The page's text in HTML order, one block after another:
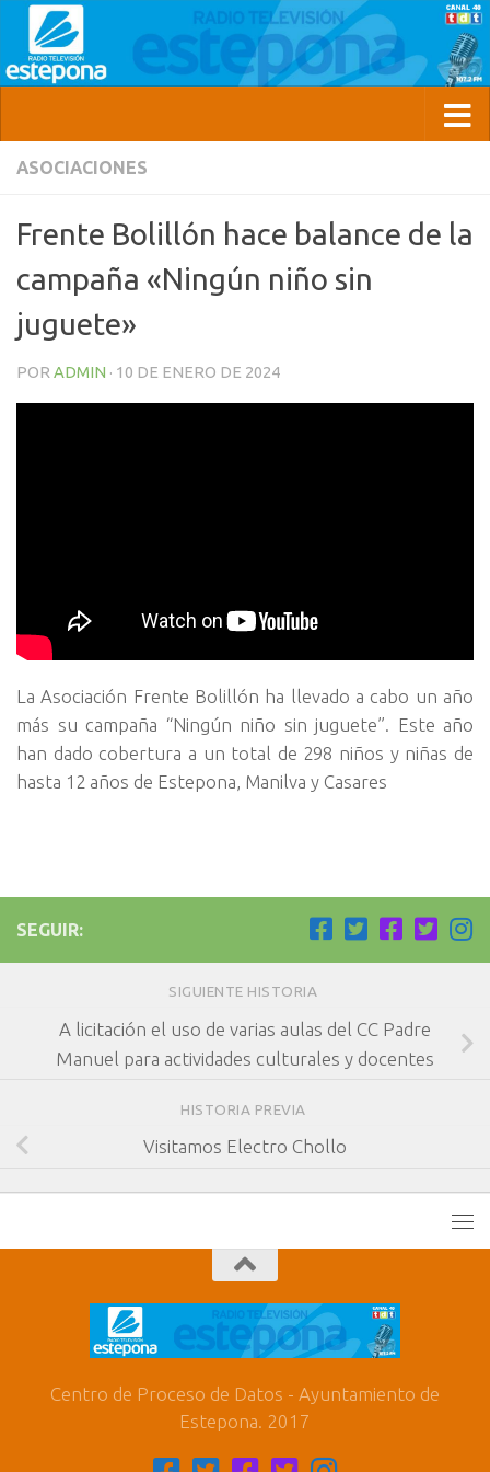
ASOCIACIONES
Frente Bolillón hace balance de la
campaña «Ningún niño sin
juguete»
POR ADMIN · 10 DE ENERO DE 2024
La Asociación Frente Bolillón ha llevado a cabo un año
más su campaña “Ningún niño sin juguete”. Este año
han dado cobertura a un total de 298 niños y niñas de
hasta 12 años de Estepona, Manilva y Casares
SEGUIR:
SIGUIENTE HISTORIA
A licitación el uso de varias aulas del CC Padre
Manuel para actividades culturales y docentes
HISTORIA PREVIA
Visitamos Electro Chollo
Centro de Proceso de Datos - Ayuntamiento de
Estepona. 2017